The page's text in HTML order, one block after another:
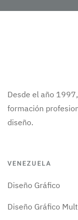
Desde el año
formación
diseño.
VENEZUELA
Diseño Gráfico
Diseño Gráfico